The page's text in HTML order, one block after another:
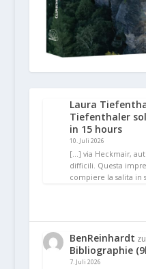
Laura
Tiefenthaler
in 15 hours
10. Juli 2026
[…] via Heckmair,
difficili. Questa
compiere la salita in
BenReinhardt zu
Bibliographie
7. Juli 2026